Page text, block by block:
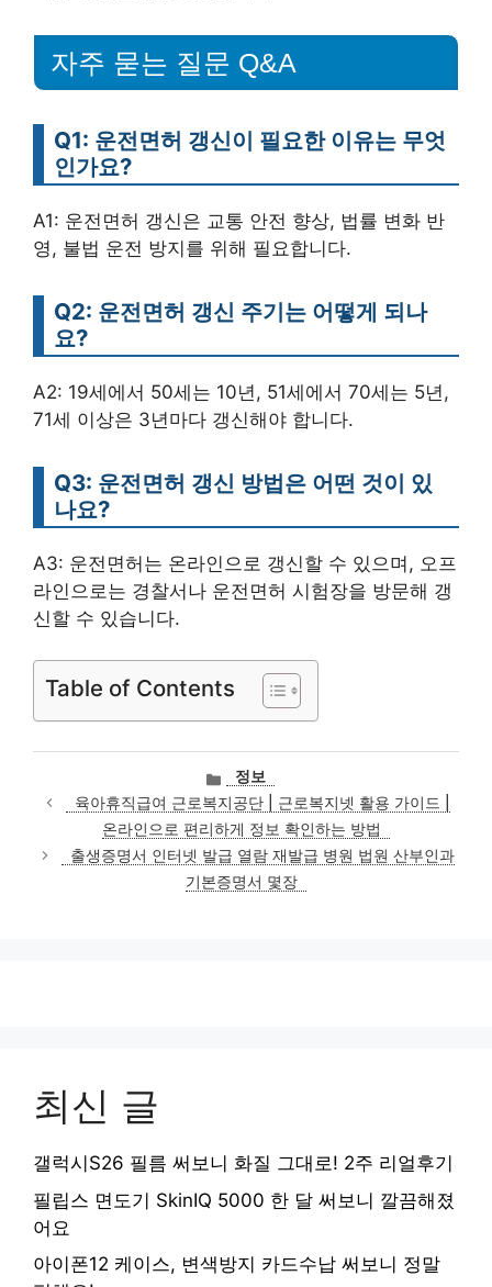
자주 묻는 질문 Q&A
Q1: 운전면허 갱신이 필요한 이유는 무엇
인가요?
A1: 운전면허 갱신은 교통 안전 향상, 법률 변화 반
영, 불법 운전 방지를 위해 필요합니다.
Q2: 운전면허 갱신 주기는 어떻게 되나
요?
A2: 19세에서 50세는 10년, 51세에서 70세는 5년,
71세 이상은 3년마다 갱신해야 합니다.
Q3: 운전면허 갱신 방법은 어떤 것이 있
나요?
A3: 운전면허는 온라인으로 갱신할 수 있으며, 오프
라인으로는 경찰서나 운전면허 시험장을 방문해 갱
신할 수 있습니다.
Table of Contents
카
테
고
리
정보
육아휴직급여 근로복지공단 | 근로복지넷 활용 가이드 |
온라인으로 편리하게 정보 확인하는 방법
출생증명서 인터넷 발급 열람 재발급 병원 법원 산부인과
기본증명서 몇장
최신 글
갤럭시S26 필름 써보니 화질 그대로! 2주 리얼후기
필립스 면도기 SkinIQ 5000 한 달 써보니 깔끔해졌
어요
아이폰12 케이스, 변색방지 카드수납 써보니 정말